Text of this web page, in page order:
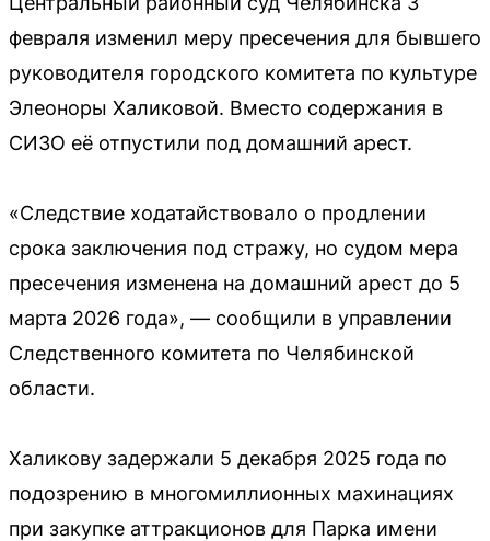
февраля изменил меру пресечения для бывшего
руководителя городского комитета по культуре
Элеоноры Халиковой. Вместо содержания в
СИЗО её отпустили под домашний арест.
«Следствие ходатайствовало о продлении
срока заключения под стражу, но судом мера
пресечения изменена на домашний арест до 5
марта 2026 года», — сообщили в управлении
Следственного комитета по Челябинской
области.
Халикову задержали 5 декабря 2025 года по
подозрению в многомиллионных махинациях
при закупке аттракционов для Парка имени